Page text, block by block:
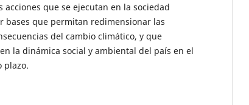
acciones que se ejecutan en la sociedad
bases que permitan redimensionar las
del cambio climático, y que
la dinámica social y ambiental del país en el
plazo.